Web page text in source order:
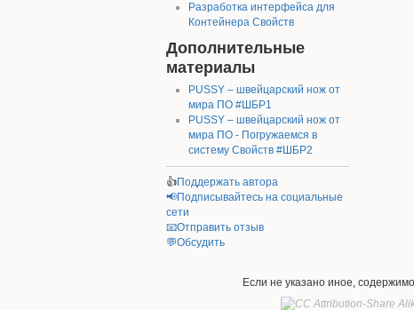
Разработка интерфейса для
Контейнера Свойств
Дополнительные
материалы
PUSSY – швейцарский нож от
мира ПО #ШБР1
PUSSY – швейцарский нож от
мира ПО - Погружаемся в
систему Свойств #ШБР2
👍Поддержать автора
📢Подписывайтесь на социальные
сети
📧Отправить отзыв
💬Обсудить
Если не указано иное,